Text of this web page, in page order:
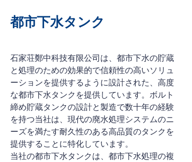
都市下水タンク
石家荘鄭中科技有限公司は、都市下水の貯蔵
と処理のための効果的で信頼性の高いソリュ
ーションを提供するように設計された、高度
な都市下水タンクを提供しています。ボルト
締め貯蔵タンクの設計と製造で数十年の経験
を持つ当社は、現代の廃水処理システムのニ
ーズを満たす耐久性のある高品質のタンクを
提供することに特化しています。
当社の都市下水タンクは、都市下水処理の複